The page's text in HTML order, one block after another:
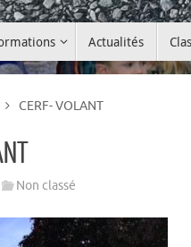
Actualités
CERF- VOLANT
Non classé